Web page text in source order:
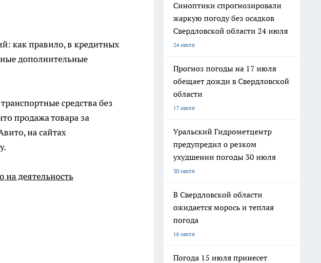
как правило, в кредитных
дополнительные
средства без
продажа товара за
на сайтах
на деятельность
Синоптики спрогнозировали
жаркую погоду без осадков
Свердловской области 24 июля
24 июля
Прогноз погоды на 17 июля
обещает дожди в Свердловской
области
17 июля
Уральский Гидрометцентр
предупредил о резком
ухудшении погоды 30 июля
30 июля
В Свердловской области
ожидается морось и теплая
погода
16 июля
Погода 15 июля принесет